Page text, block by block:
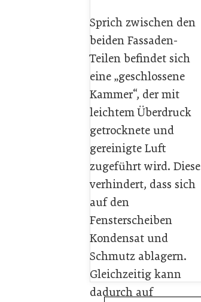
Sprich zwischen den
beiden Fassaden-
Teilen befindet sich
eine „geschlossene
Kammer“, der mit
leichtem Überdruck
getrocknete und
gereinigte Luft
zugeführt wird. Diese
verhindert, dass sich
auf den
Fensterscheiben
Kondensat und
Schmutz ablagern.
Gleichzeitig kann
dadurch auf